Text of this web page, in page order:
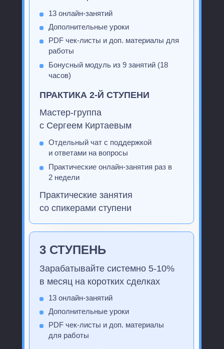
Отдельный чат с поддержкой
и ответами на вопросы
Практические онлайн-занятия раз в
2 недели
13 онлайн-занятий
Дополнительные уроки
PDF чек-листы и доп. материалы для
работы
ПРАКТИКА 2-Й СТУПЕНИ
Мастер-группа
с Сергеем Киртаевым
Практические занятия
со спикерами ступени
3 СТУПЕНЬ
Зарабатывайте системно 5-10%
в месяц на коротких сделках
13 онлайн-занятий
Дополнительные уроки
PDF чек-листы и доп. материалы
для работы
Бонусный модуль из 9 занятий (18
часов)